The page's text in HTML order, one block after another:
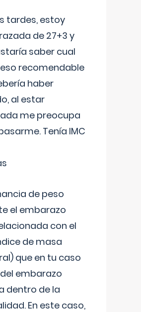
tardes, estoy
de 27+3 y
saber cual
recomendable
haber
al estar
me preocupa
Tenía IMC
de peso
el embarazo
con el
de masa
que en tu caso
embarazo
dentro de la
En este caso,